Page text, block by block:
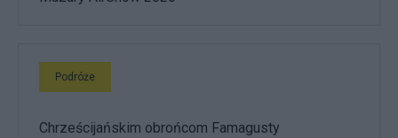
Podróże
Chrześcijańskim obrońcom Famagusty